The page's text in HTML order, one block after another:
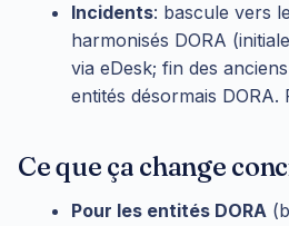
Incidents: bascule vers
harmonisés DORA
via eDesk; fin des
entités désormais DORA.
Ce que ça change
Pour les entités DORA